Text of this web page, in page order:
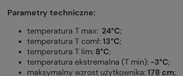
Parametry techniczne:
temperatura T max: 24°C;
temperatura T comf:13°C;
temperatura T lim: 8°C;
temperatura ekstremalna (T min): -3°C;
maksymalny wzrost użytkownika:178 cm;